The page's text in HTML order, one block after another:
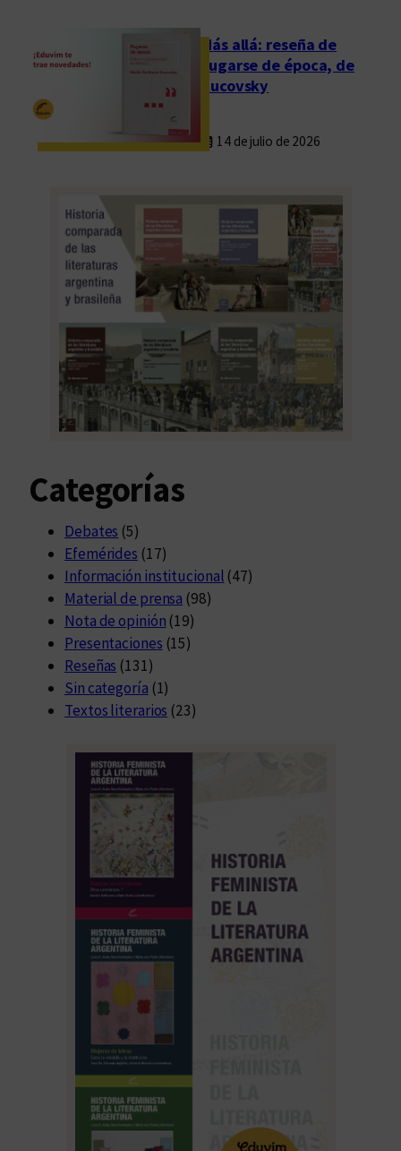
Más allá: reseña de
Fugarse de época, de
Rucovsky
14 de julio de 2026
Categorías
Debates (5)
Efemérides (17)
Información institucional (47)
Material de prensa (98)
Nota de opinión (19)
Presentaciones (15)
Reseñas (131)
Sin categoría (1)
Textos literarios (23)